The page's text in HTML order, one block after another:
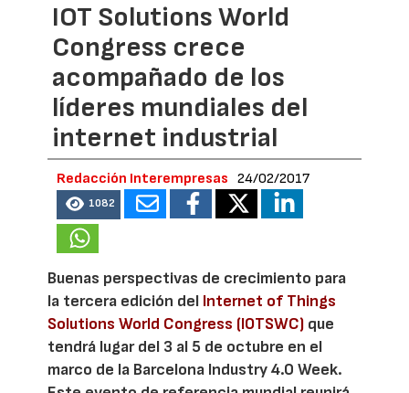
IOT Solutions World
Congress crece
acompañado de los
líderes mundiales del
internet industrial
Redacción Interempresas 24/02/2017
1082
Buenas perspectivas de crecimiento para
la tercera edición del Internet of Things
Solutions World Congress (IOTSWC) que
tendrá lugar del 3 al 5 de octubre en el
marco de la Barcelona Industry 4.0 Week.